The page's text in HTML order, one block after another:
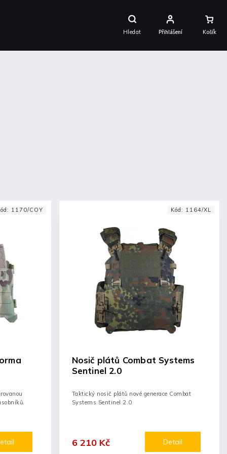
Hledat
Nákupní
Košík
Přihlášení
1170/COY
Nosič plátů Combat Systems
Sentinel 2.0
6 210 Kč Detail
Taktický nosič plátů nové generace Combat
Systems Sentinel 2.0
Kód: 1164/XL